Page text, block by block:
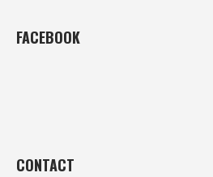
FACEBOOK
CONTACT